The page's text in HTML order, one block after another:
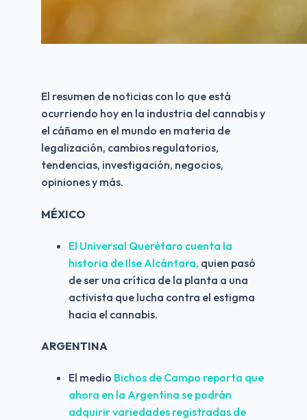
El resumen de noticias con lo que está
ocurriendo hoy en la industria del cannabis y
el cáñamo en el mundo en materia de
legalización, cambios regulatorios,
tendencias, investigación, negocios,
opiniones y más.
MÉXICO
El Universal Querétaro cuenta la
historia de Ilse Alcántara, quien pasó
de ser una crítica de la planta a una
activista que lucha contra el estigma
hacia el cannabis.
ARGENTINA
El medio Bichos de Campo reporta que
ahora en la Argentina se podrán
adquirir variedades registradas de